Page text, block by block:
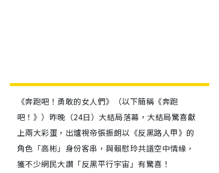
《奔跑吧！勇敢的女人們》（以下簡稱《奔跑
吧！》）昨晚（24日）大結局落幕，大結局驚喜獻
上兩大彩蛋，出爐視帝張振朗以《反黑路人甲》的
角色「高彬」身份客串，與賴慰玲共譜空中情緣，
獲不少網民大讚「反黑平行宇宙」有驚喜！